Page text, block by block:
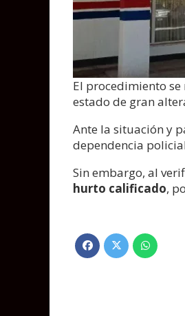
El procedimiento
estado de gran
Ante la situación y
dependencia
Sin embargo, al
hurto calificado,